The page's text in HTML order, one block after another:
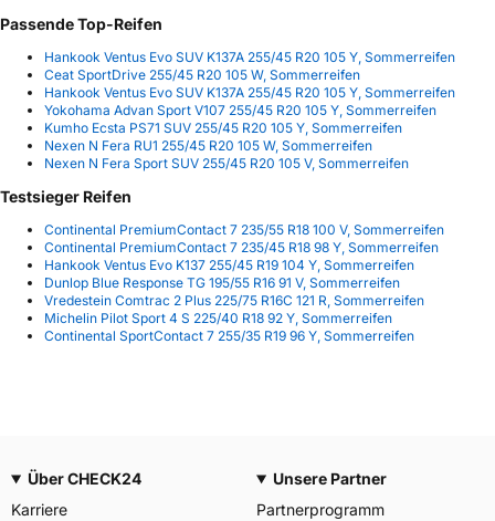
Passende Top-Reifen
Hankook Ventus Evo SUV K137A 255/45 R20 105 Y, Sommerreifen
Ceat SportDrive 255/45 R20 105 W, Sommerreifen
Hankook Ventus Evo SUV K137A 255/45 R20 105 Y, Sommerreifen
Yokohama Advan Sport V107 255/45 R20 105 Y, Sommerreifen
Kumho Ecsta PS71 SUV 255/45 R20 105 Y, Sommerreifen
Nexen N Fera RU1 255/45 R20 105 W, Sommerreifen
Nexen N Fera Sport SUV 255/45 R20 105 V, Sommerreifen
Testsieger Reifen
Continental PremiumContact 7 235/55 R18 100 V, Sommerreifen
Continental PremiumContact 7 235/45 R18 98 Y, Sommerreifen
Hankook Ventus Evo K137 255/45 R19 104 Y, Sommerreifen
Dunlop Blue Response TG 195/55 R16 91 V, Sommerreifen
Vredestein Comtrac 2 Plus 225/75 R16C 121 R, Sommerreifen
Michelin Pilot Sport 4 S 225/40 R18 92 Y, Sommerreifen
Continental SportContact 7 255/35 R19 96 Y, Sommerreifen
Über CHECK24
Karriere
Unsere Partner
Partnerprogramm